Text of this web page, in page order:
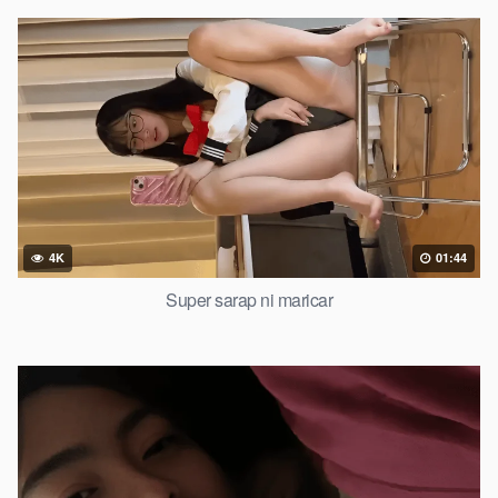
4K 01:44
Super sarap ni maricar